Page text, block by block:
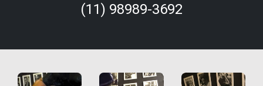
(11) 98989-3692